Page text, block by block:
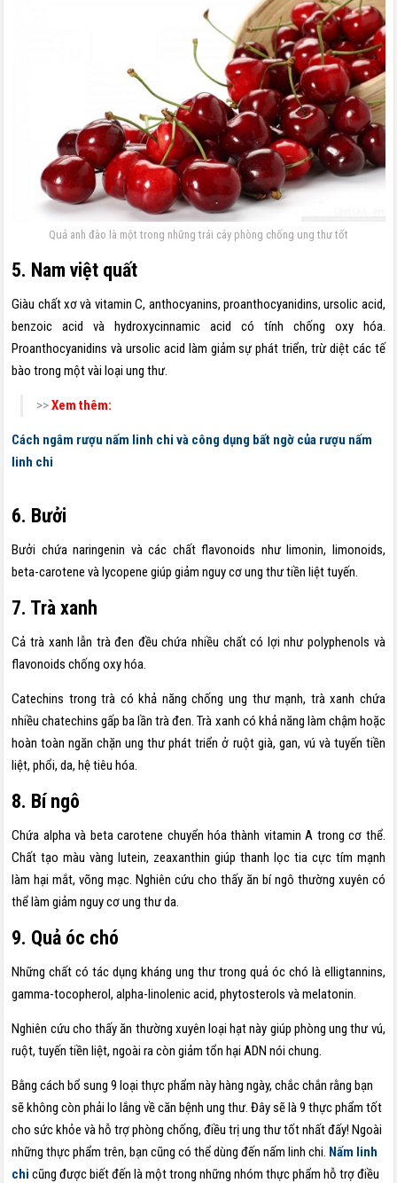
Quả anh đào là một trong những trái cây phòng chống ung thư tốt
5. Nam việt quất
Giàu chất xơ và vitamin C, anthocyanins, proanthocyanidins, ursolic acid,
benzoic acid và hydroxycinnamic acid có tính chống oxy hóa.
Proanthocyanidins và ursolic acid làm giảm sự phát triển, trừ diệt các tế
bào trong một vài loại ung thư.
>>Xem thêm:
Cách ngâm rượu nấm linh chi và công dụng bất ngờ của rượu nấm
linh chi
6. Bưởi
Bưởi chứa naringenin và các chất flavonoids như limonin, limonoids,
beta-carotene và lycopene giúp giảm nguy cơ ung thư tiền liệt tuyến.
7. Trà xanh
Cả trà xanh lẫn trà đen đều chứa nhiều chất có lợi như polyphenols và
flavonoids chống oxy hóa.
Catechins trong trà có khả năng chống ung thư mạnh, trà xanh chứa
nhiều chatechins gấp ba lần trà đen. Trà xanh có khả năng làm chậm hoặc
hoàn toàn ngăn chặn ung thư phát triển ở ruột già, gan, vú và tuyến tiền
liệt, phổi, da, hệ tiêu hóa.
8. Bí ngô
Chứa alpha và beta carotene chuyển hóa thành vitamin A trong cơ thể.
Chất tạo màu vàng lutein, zeaxanthin giúp thanh lọc tia cực tím mạnh
làm hại mắt, võng mạc. Nghiên cứu cho thấy ăn bí ngô thường xuyên có
thể làm giảm nguy cơ ung thư da.
9. Quả óc chó
Những chất có tác dụng kháng ung thư trong quả óc chó là elligtannins,
gamma-tocopherol, alpha-linolenic acid, phytosterols và melatonin.
Nghiên cứu cho thấy ăn thường xuyên loại hạt này giúp phòng ung thư vú,
ruột, tuyến tiền liệt, ngoài ra còn giảm tổn hại ADN nói chung.
Bằng cách bổ sung 9 loại thực phẩm này hàng ngày, chắc chắn rằng bạn
sẽ không còn phải lo lắng về căn bệnh ung thư. Đây sẽ là 9 thực phẩm tốt
cho sức khỏe và hỗ trợ phòng chống, điều trị ung thư tốt nhất đấy! Ngoài
những thực phẩm trên, bạn cũng có thể dùng đến nấm linh chi. Nấm linh
chi cũng được biết đến là một trong những nhóm thực phẩm hỗ trợ điều